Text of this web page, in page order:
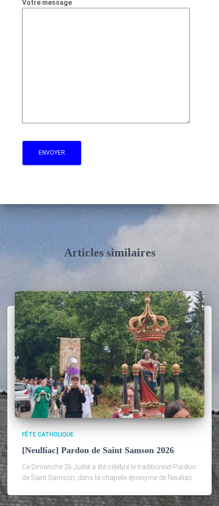
Votre message
Articles similaires
FÊTE CATHOLIQUE
[Neulliac] Pardon de Saint Samson 2026
Ce Dimanche 26 Juillet a été célébré le traditionnel Pardon
de Saint Samson, dans la chapelle éponyme de Neulliac.